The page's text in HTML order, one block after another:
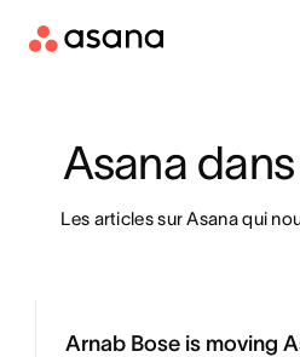
Contacter le
Asana
Les articles sur Asana qui
Arnab Bose is moving